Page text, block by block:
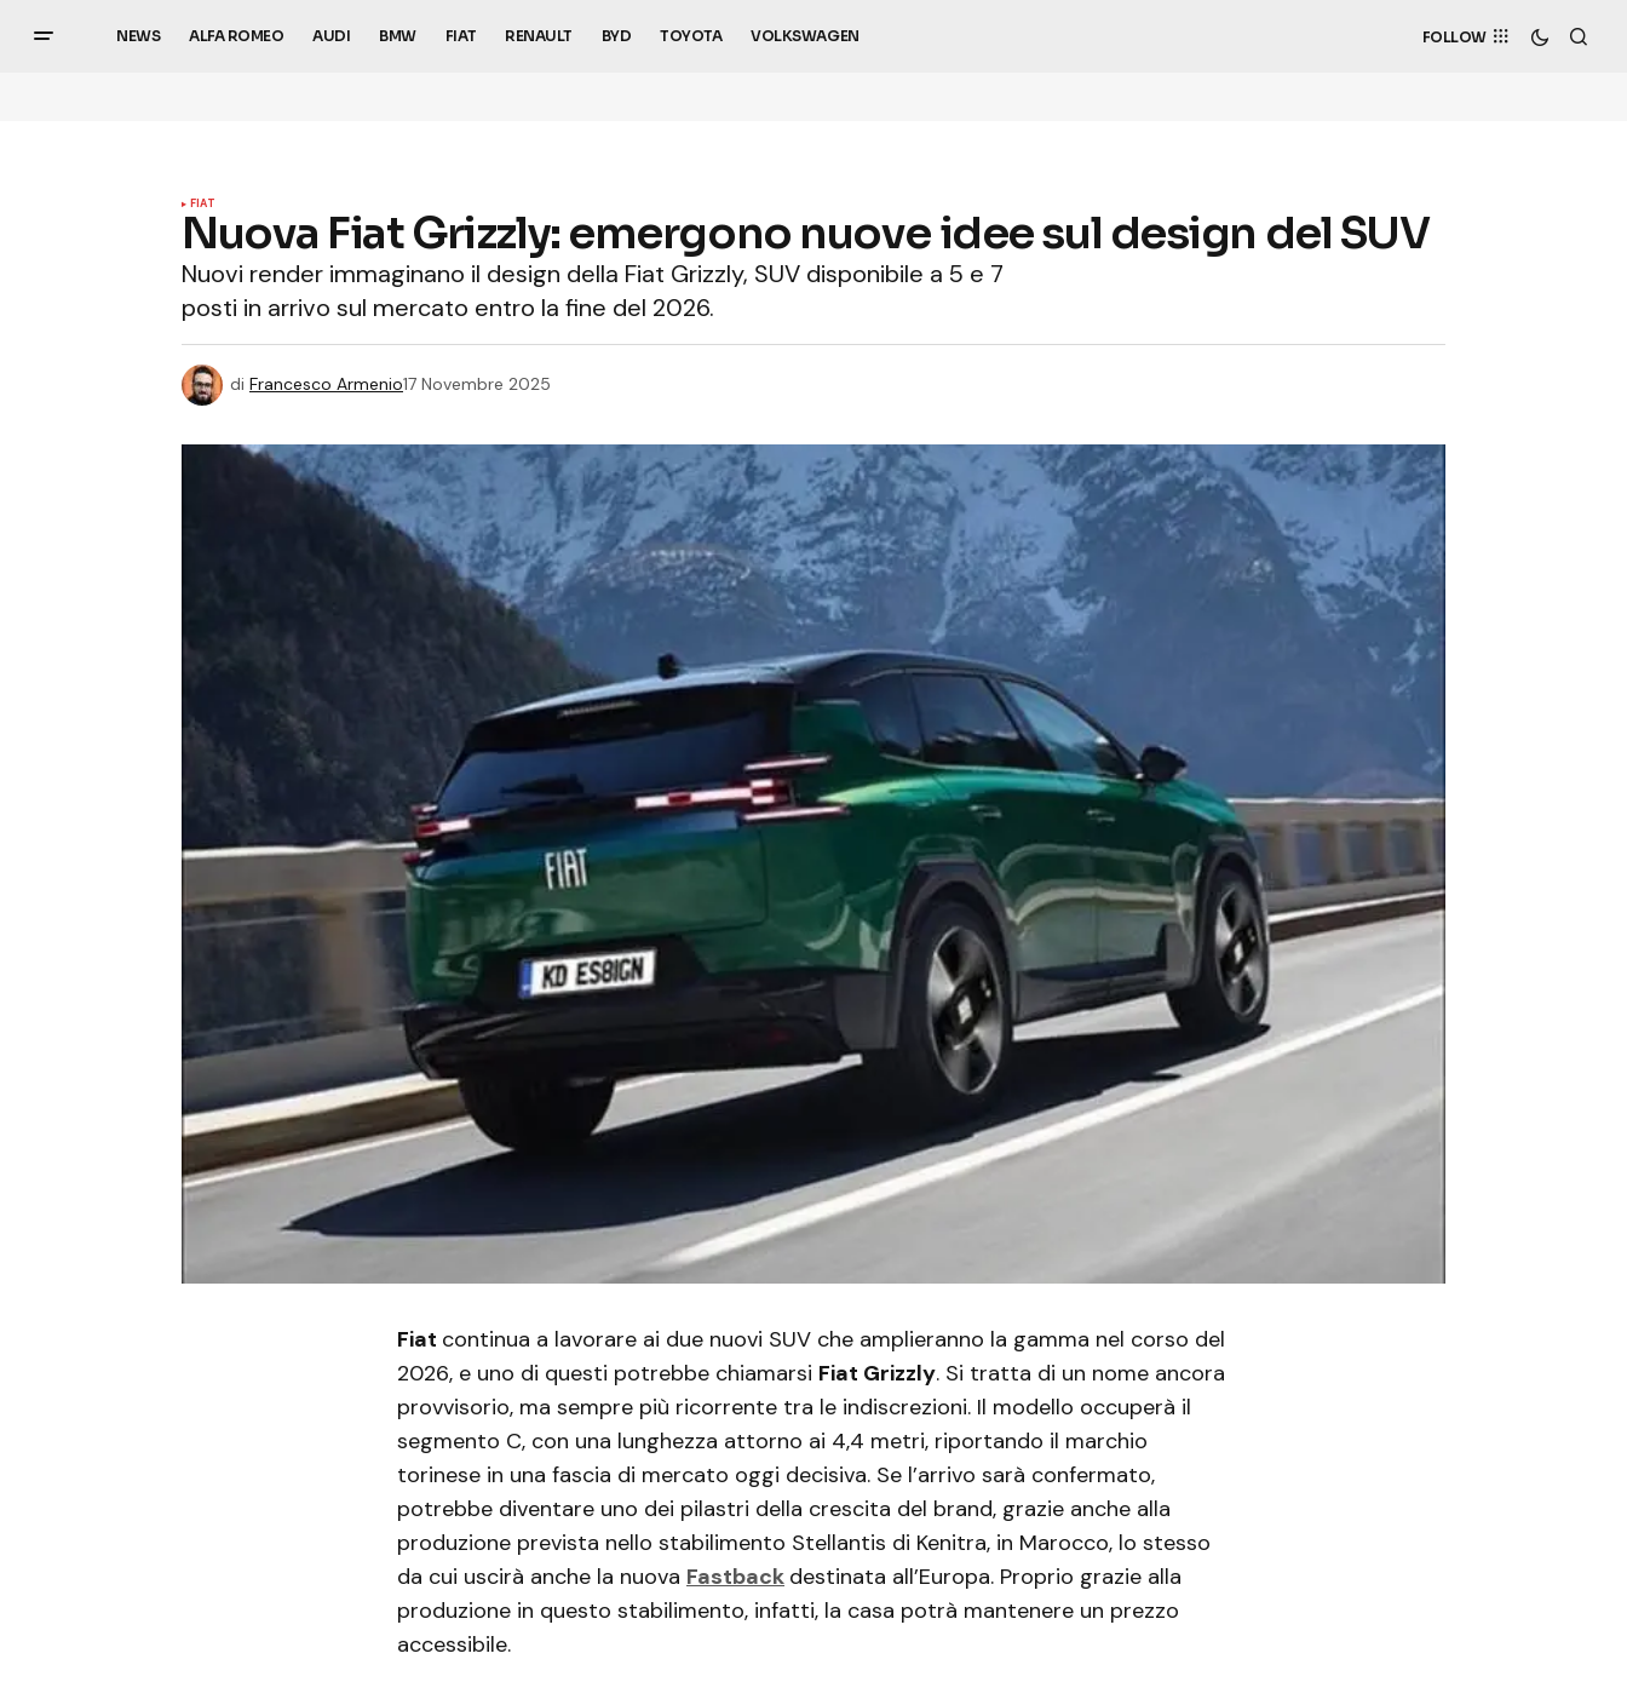
NEWS ALFA ROMEO AUDI BMW FIAT RENAULT BYD TOYOTA VOLKSWAGEN FOLLOW
FIAT
Nuova Fiat Grizzly: emergono nuove idee sul design del SUV
Nuovi render immaginano il design della Fiat Grizzly, SUV disponibile a 5 e 7
posti in arrivo sul mercato entro la fine del 2026.
di Francesco Armenio17 Novembre 2025
Fiat continua a lavorare ai due nuovi SUV che amplieranno la gamma nel corso del
2026, e uno di questi potrebbe chiamarsi Fiat Grizzly. Si tratta di un nome ancora
provvisorio, ma sempre più ricorrente tra le indiscrezioni. Il modello occuperà il
segmento C, con una lunghezza attorno ai 4,4 metri, riportando il marchio
torinese in una fascia di mercato oggi decisiva. Se l’arrivo sarà confermato,
potrebbe diventare uno dei pilastri della crescita del brand, grazie anche alla
produzione prevista nello stabilimento Stellantis di Kenitra, in Marocco, lo stesso
da cui uscirà anche la nuova Fastback destinata all’Europa. Proprio grazie alla
produzione in questo stabilimento, infatti, la casa potrà mantenere un prezzo
accessibile.